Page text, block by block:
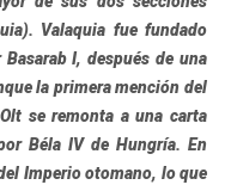
Valaquia fue fundado
I, después de una
la primera mención del
se remonta a una carta
Béla IV de Hungría. En
Imperio otomano, lo que